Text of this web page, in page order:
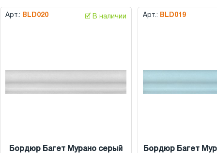
Арт.: BLD020 🗹 В наличии
Бордюр Багет Мурано серый
Арт.: BLD019
Бордюр Багет